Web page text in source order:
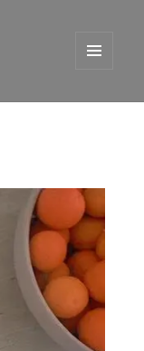
WIDGETS